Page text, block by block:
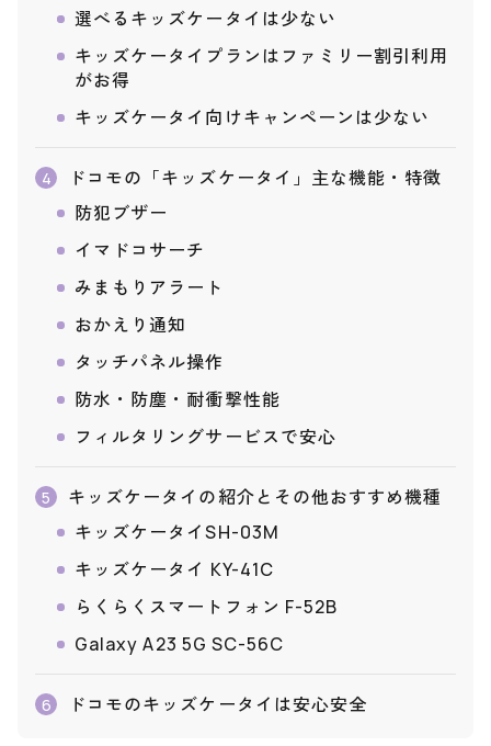
選べるキッズケータイは少ない
キッズケータイプランはファミリー割引利用
がお得
キッズケータイ向けキャンペーンは少ない
4
ドコモの「キッズケータイ」主な機能・特徴
防犯ブザー
イマドコサーチ
みまもりアラート
おかえり通知
タッチパネル操作
防水・防塵・耐衝撃性能
フィルタリングサービスで安心
5
キッズケータイの紹介とその他おすすめ機種
キッズケータイSH-03M
キッズケータイ KY-41C
らくらくスマートフォン F-52B
Galaxy A23 5G SC-56C
6 ドコモのキッズケータイは安心安全